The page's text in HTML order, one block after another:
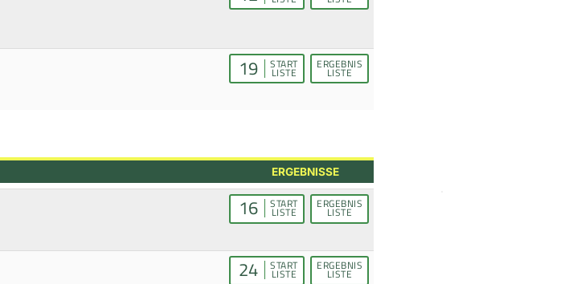
19 START
LISTE
ERGEBNIS
LISTE
ERGEBNISSE
16 START
LISTE
ERGEBNIS
LISTE
24 START
LISTE
ERGEBNIS
LISTE